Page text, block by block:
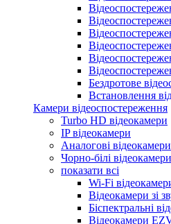
Бездротове
Встановлення
Камери відеоспостереження
Turbo HD відеокамери
IP відеокамери
Аналогові відеокамери
Чорно-білі відеокамери
показати всі
Wi-Fi
Відеокамери зі
Біспектральні
Відеокамери